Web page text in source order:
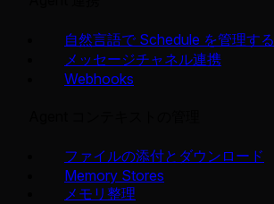
自然言語で Schedule を管理する
メッセージチャネル連携
Webhooks
ファイルの添付とダウンロード
Memory Stores
メモリ整理